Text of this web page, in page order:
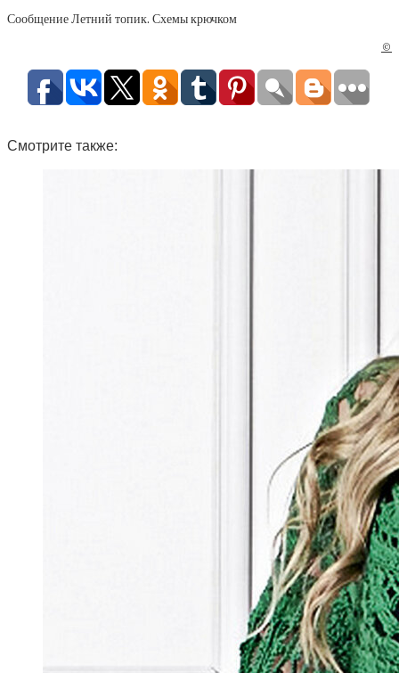
Сообщение Летний топик. Схемы крючком
©
Смотрите также: